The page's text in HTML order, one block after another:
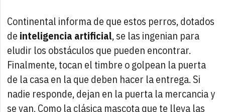
Continental informa de que estos perros, dotados
de inteligencia artificial, se las ingenian para
eludir los obstáculos que pueden encontrar.
Finalmente, tocan el timbre o golpean la puerta
de la casa en la que deben hacer la entrega. Si
nadie responde, dejan en la puerta la mercancia y
se van. Como la clásica mascota que te lleva las